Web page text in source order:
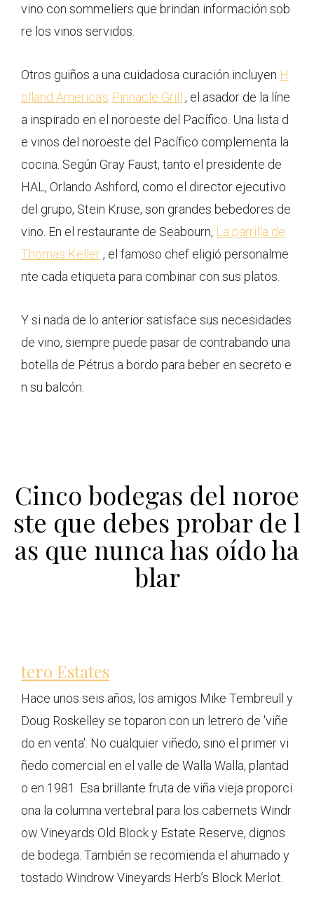
vino con sommeliers que brindan información sob
re los vinos servidos.
Otros guiños a una cuidadosa curación incluyen H
olland America's Pinnacle Grill , el asador de la líne
a inspirado en el noroeste del Pacífico. Una lista d
e vinos del noroeste del Pacífico complementa la
cocina. Según Gray Faust, tanto el presidente de
HAL, Orlando Ashford, como el director ejecutivo
del grupo, Stein Kruse, son grandes bebedores de
vino. En el restaurante de Seabourn, La parrilla de
Thomas Keller, el famoso chef eligió personalme
nte cada etiqueta para combinar con sus platos.
Y si nada de lo anterior satisface sus necesidades
de vino, siempre puede pasar de contrabando una
botella de Pétrus a bordo para beber en secreto e
n su balcón.
Cinco bodegas del noroe
ste que debes probar de l
as que nunca has oído ha
blar
tero Estates
Hace unos seis años, los amigos Mike Tembreull y
Doug Roskelley se toparon con un letrero de 'viñe
do en venta'. No cualquier viñedo, sino el primer vi
ñedo comercial en el valle de Walla Walla, plantad
o en 1981. Esa brillante fruta de viña vieja proporci
ona la columna vertebral para los cabernets Windr
ow Vineyards Old Block y Estate Reserve, dignos
de bodega. También se recomienda el ahumado y
tostado Windrow Vineyards Herb’s Block Merlot.